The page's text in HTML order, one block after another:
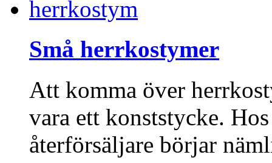
Små herrkostymer
Att komma över
vara ett konststycke.
återförsäljare börjar